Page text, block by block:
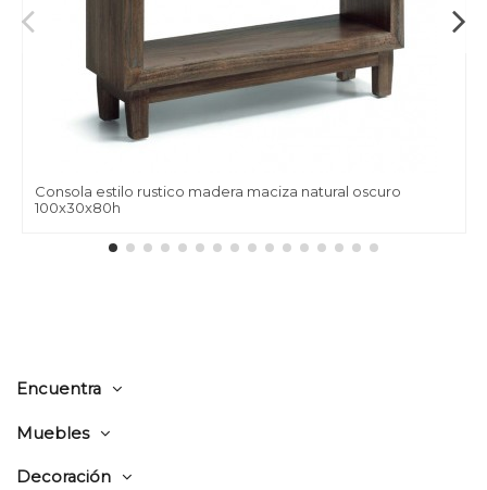
Consola estilo rustico madera maciza natural oscuro
100x30x80h
Encuentra
Muebles
Decoración